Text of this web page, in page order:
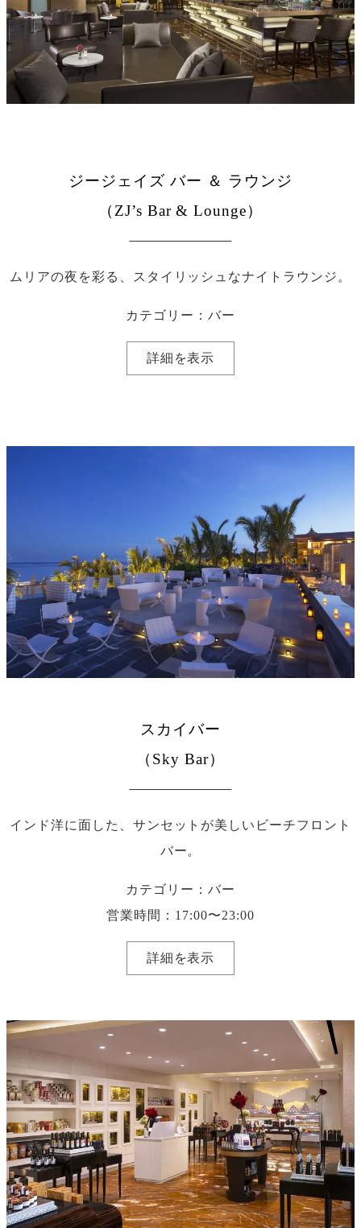
ジージェイズ バー ＆ ラウンジ
（ZJ’s Bar & Lounge）
ムリアの夜を彩る、スタイリッシュなナイトラウンジ。
カテゴリー：バー
詳細を表示
スカイバー
（Sky Bar）
インド洋に面した、サンセットが美しいビーチフロント
バー。
カテゴリー：バー
営業時間：17:00〜23:00
詳細を表示